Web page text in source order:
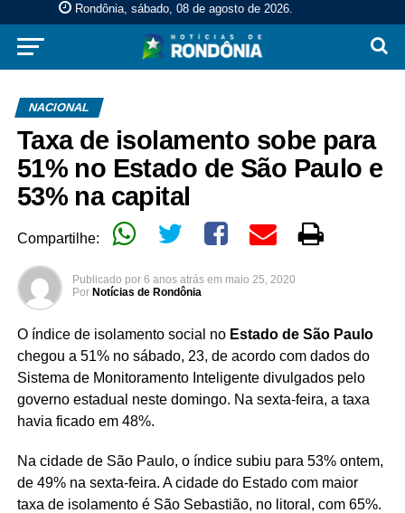
Rondônia, sábado, 08 de agosto de 2026.
NACIONAL
Taxa de isolamento sobe para
51% no Estado de São Paulo e
53% na capital
Compartilhe:
Publicado por 6 anos atrás em maio 25, 2020
Por Notícias de Rondônia
O índice de isolamento social no Estado de São Paulo
chegou a 51% no sábado, 23, de acordo com dados do
Sistema de Monitoramento Inteligente divulgados pelo
governo estadual neste domingo. Na sexta-feira, a taxa
havia ficado em 48%.
Na cidade de São Paulo, o índice subiu para 53% ontem,
de 49% na sexta-feira. A cidade do Estado com maior
taxa de isolamento é São Sebastião, no litoral, com 65%.